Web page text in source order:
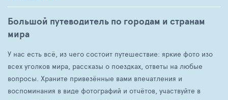
Большой путеводитель по городам и странам
мира
У нас есть всё, из чего состоит путешествие: яркие фото изо
всех уголков мира, рассказы о поездках, ответы на любые
вопросы. Храните привезённые вами впечатления и
воспоминания в виде фотографий и отчётов, участвуйте в